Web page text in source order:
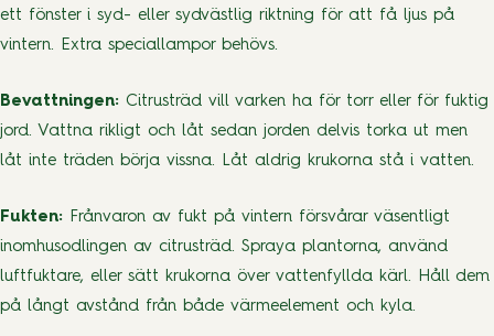
ett fönster i syd- eller sydvästlig riktning för att få ljus på
vintern. Extra speciallampor behövs.
Bevattningen: Citrusträd vill varken ha för torr eller för fuktig
jord. Vattna rikligt och låt sedan jorden delvis torka ut men
låt inte träden börja vissna. Låt aldrig krukorna stå i vatten.
Fukten: Frånvaron av fukt på vintern försvårar väsentligt
inomhusodlingen av citrusträd. Spraya plantorna, använd
luftfuktare, eller sätt krukorna över vattenfyllda kärl. Håll dem
på långt avstånd från både värmeelement och kyla.